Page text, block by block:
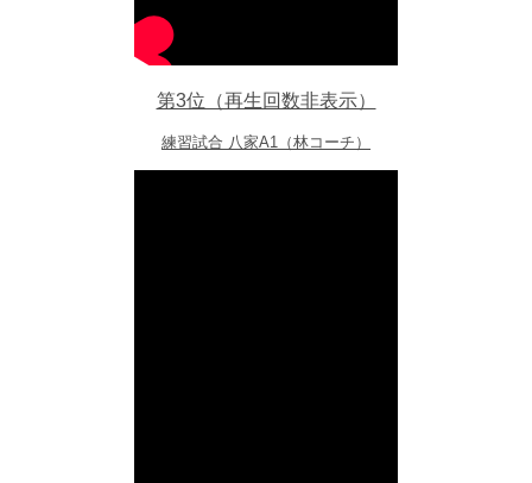
第3位（再生回数非表示）
練習試合 八家A1（林コーチ）